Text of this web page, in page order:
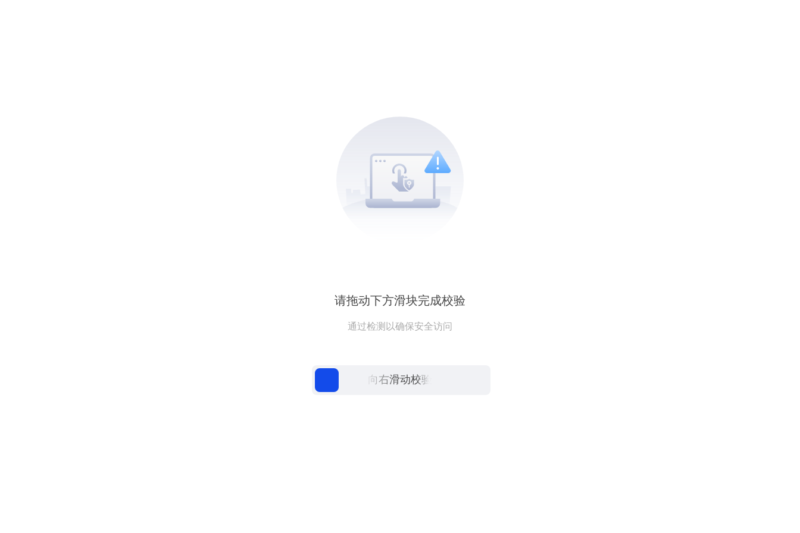
请拖动下方滑块完成校验
通过检测以确保安全访问